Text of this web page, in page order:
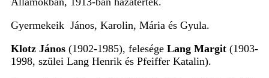
Gyermekeik János, Karolin, Mária és Gyula.
Klotz János (1902-1985), felesége Lang Margit (1903-
1998, szülei Lang Henrik és Pfeiffer Katalin).